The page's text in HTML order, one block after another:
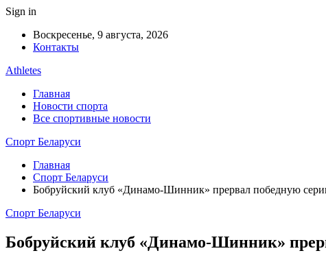
Sign in
Воскресенье, 9 августа, 2026
Контакты
Athletes
Главная
Новости спорта
Все спортивные новости
Спорт Беларуси
Главная
Спорт Беларуси
Бобруйский клуб «Динамо-Шинник» прервал победную
Спорт Беларуси
Бобруйский клуб «Динамо-Шинник»